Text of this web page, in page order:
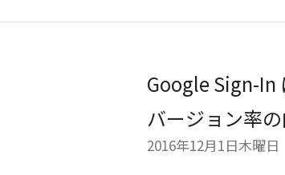
Google Sign-In
バージョン率
2016年12月1日木曜日